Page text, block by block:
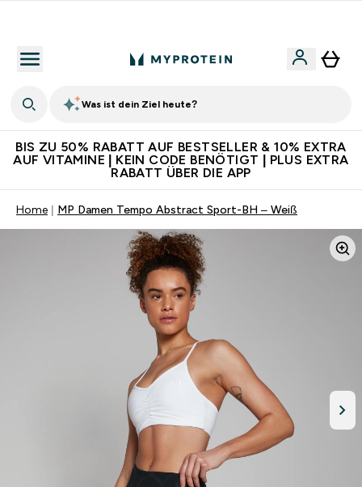
Was ist dein Ziel heute?
BIS ZU 50% RABATT AUF BESTSELLER & 10% EXTRA
AUF VITAMINE | KEIN CODE BENÖTIGT | PLUS EXTRA
RABATT ÜBER DIE APP
Home MP Damen Tempo Abstract Sport-BH – Weiß